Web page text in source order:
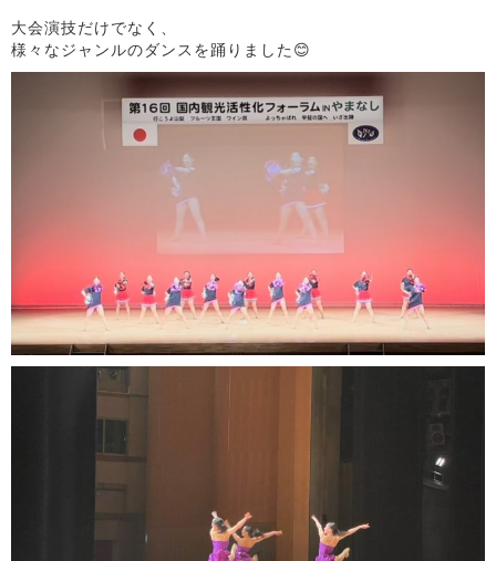
大会演技だけでなく、
様々なジャンルのダンスを踊りました😊